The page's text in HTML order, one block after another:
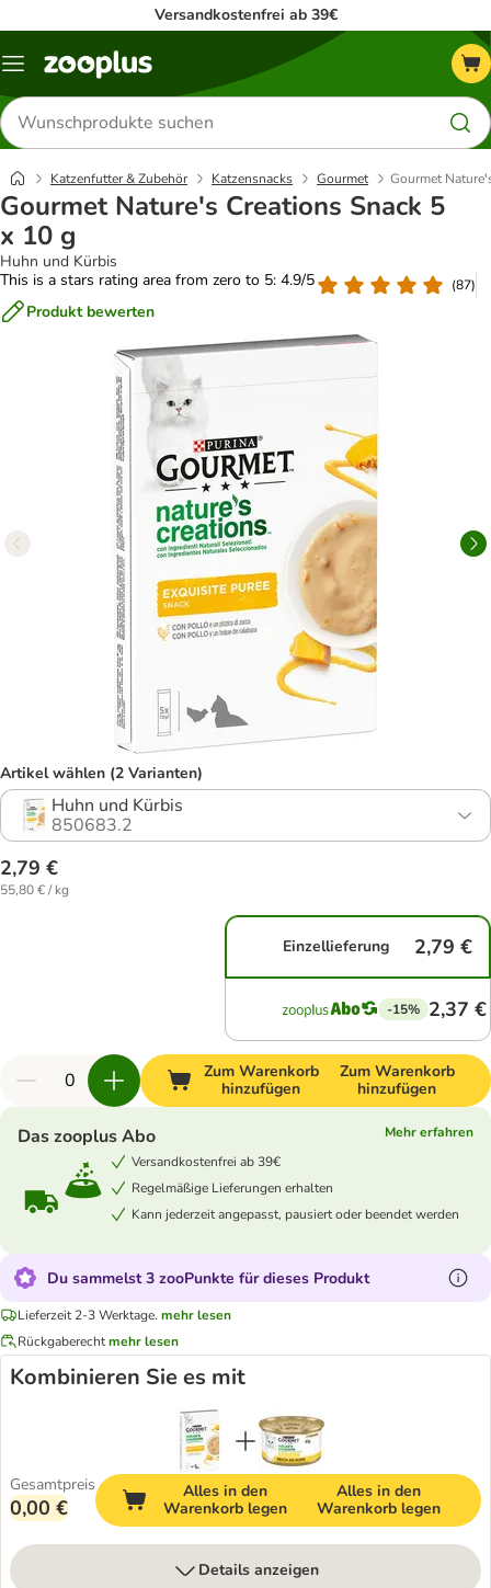
Versandkostenfrei ab 39€
Menü
Produkte
suchen
Katzenfutter & Zubehör Katzensnacks Gourmet Gourmet
Gourmet Nature's Creations Snack 5
x 10 g
Huhn und Kürbis
This is a stars rating area from zero to 5: 4.9/5
(87)
Produkt bewerten
Artikel wählen (2 Varianten)
Huhn und Kürbis
850683.2
2,79 €
55,80 € / kg
Einzellieferung 2,79 €
-15% 2,37 €
Zum Warenkorb
hinzufügen
Zum Warenkorb
hinzufügen
Das zooplus Abo
Mehr erfahren
Versandkostenfrei ab 39€
Regelmäßige Lieferungen erhalten
Kann jederzeit angepasst, pausiert oder beendet werden
Du sammelst 3 zooPunkte für dieses Produkt
Lieferzeit 2-3 Werktage. mehr lesen
Rückgaberechtmehr lesen
Kombinieren Sie es mit
Gesamtpreis
0,00 €
Alles in den
Warenkorb legen
Alles in den
Warenkorb legen
Details anzeigen